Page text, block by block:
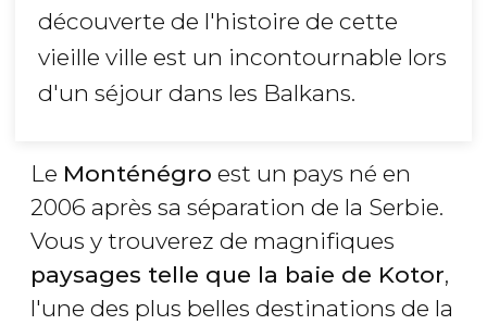
découverte de l'histoire de cette
vieille ville est un incontournable lors
d'un séjour dans les Balkans.
Le Monténégro est un pays né en
2006 après sa séparation de la Serbie.
Vous y trouverez de magnifiques
paysages telle que la baie de Kotor,
l'une des plus belles destinations de la